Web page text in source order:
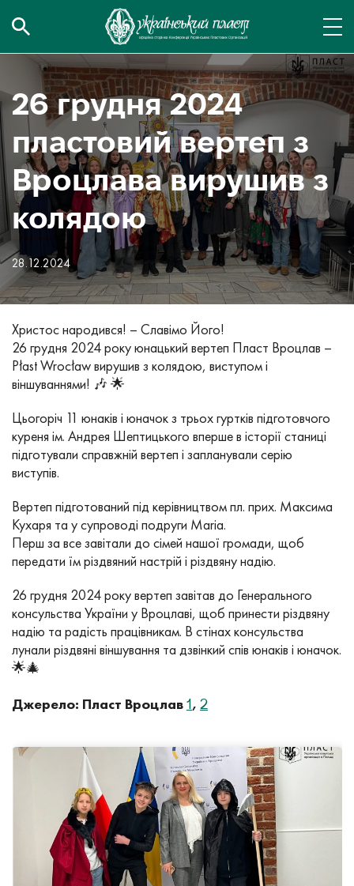
26 грудня 2024
пластовий вертеп з
Вроцлава вирушив з
колядою
28.12.2024
Христос народився! – Славімо Його!
26 грудня 2024 року юнацький вертеп Пласт Вроцлав –
Płast Wrocław вирушив з колядою, виступом і
віншуваннями! 🎶 🌟
Цьогоріч 11 юнаків і юначок з трьох гуртків підготовчого
куреня ім. Андрея Шептицького вперше в історії станиці
підготували справжній вертеп і запланували серію
виступів.
Вертеп підготований під керівництвом пл. прих. Максима
Кухаря та у супроводі подруги Maria.
Перш за все завітали до сімей нашої громади, щоб
передати їм різдвяний настрій і різдвяну надію.
26 грудня 2024 року вертеп завітав до Генерального
консульства України у Вроцлаві, щоб принести різдвяну
надію та радість працівникам. В стінах консульства
лунали різдвяні віншування та дзвінкий спів юнаків і юначок.
🌟🎄
Джерело: Пласт Вроцлав 1, 2